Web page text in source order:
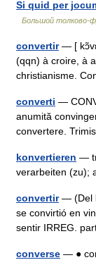
Si quid per
Большой толково-
convertir— [
(qqn) à croire, à
christianisme.
converti —
anumită
convertere.
konvertieren —
verarbeiten (zu);
convertir— (Del
se convirtió en
sentir IRREG.
converse — ●